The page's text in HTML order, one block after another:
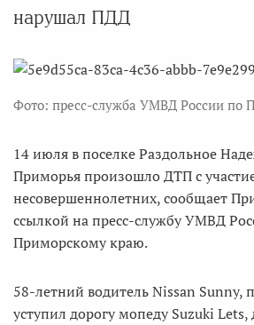
нарушал ПДД
Фото: пресс-служба УМВД России по
14 июля в поселке Раздольное
Приморья произошло ДТП с
несовершеннолетних, сообщает
ссылкой на пресс-службу УМВД
Приморскому краю.
58-летний водитель Nissan Sunny,
уступил дорогу мопеду Suzuki Lets,